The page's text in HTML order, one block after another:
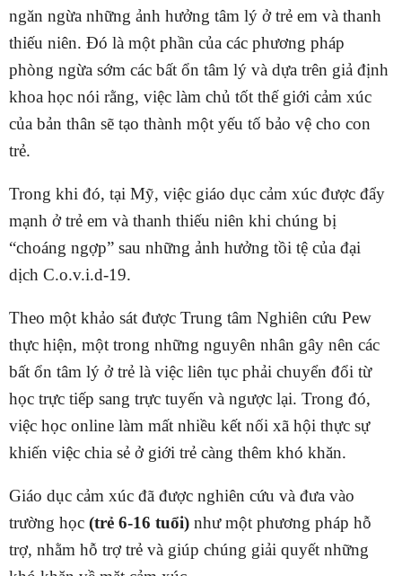
ngăn ngừa những ảnh hưởng tâm lý ở trẻ em và thanh
thiếu niên. Đó là một phần của các phương pháp
phòng ngừa sớm các bất ổn tâm lý và dựa trên giả định
khoa học nói rằng, việc làm chủ tốt thế giới cảm xúc
của bản thân sẽ tạo thành một yếu tố bảo vệ cho con
trẻ.
Trong khi đó, tại Mỹ, việc giáo dục cảm xúc được đẩy
mạnh ở trẻ em và thanh thiếu niên khi chúng bị
“choáng ngợp” sau những ảnh hưởng tồi tệ của đại
dịch C.o.v.i.d-19.
Theo một khảo sát được Trung tâm Nghiên cứu Pew
thực hiện, một trong những nguyên nhân gây nên các
bất ổn tâm lý ở trẻ là việc liên tục phải chuyển đổi từ
học trực tiếp sang trực tuyến và ngược lại. Trong đó,
việc học online làm mất nhiều kết nối xã hội thực sự
khiến việc chia sẻ ở giới trẻ càng thêm khó khăn.
Giáo dục cảm xúc đã được nghiên cứu và đưa vào
trường học (trẻ 6-16 tuổi) như một phương pháp hỗ
trợ, nhằm hỗ trợ trẻ và giúp chúng giải quyết những